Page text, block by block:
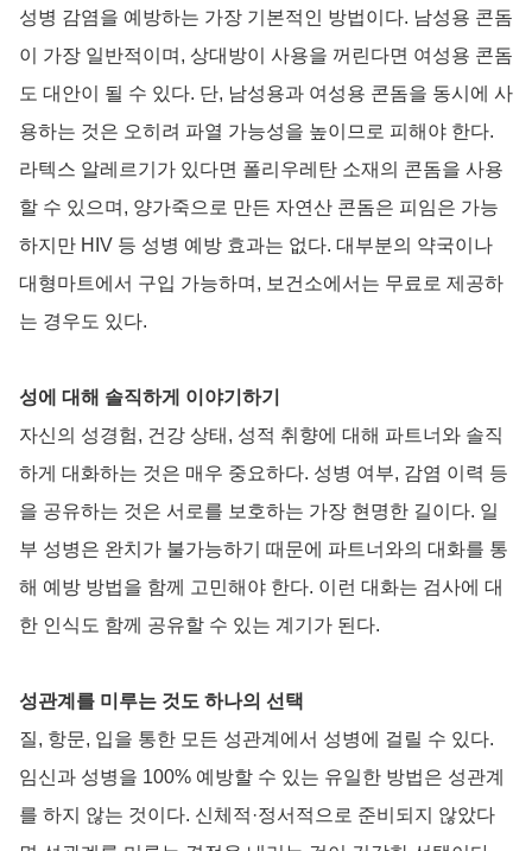
성병 감염을 예방하는 가장 기본적인 방법이다. 남성용 콘돔
이 가장 일반적이며, 상대방이 사용을 꺼린다면 여성용 콘돔
도 대안이 될 수 있다. 단, 남성용과 여성용 콘돔을 동시에 사
용하는 것은 오히려 파열 가능성을 높이므로 피해야 한다.
라텍스 알레르기가 있다면 폴리우레탄 소재의 콘돔을 사용
할 수 있으며, 양가죽으로 만든 자연산 콘돔은 피임은 가능
하지만 HIV 등 성병 예방 효과는 없다. 대부분의 약국이나
대형마트에서 구입 가능하며, 보건소에서는 무료로 제공하
는 경우도 있다.
성에 대해 솔직하게 이야기하기
자신의 성경험, 건강 상태, 성적 취향에 대해 파트너와 솔직
하게 대화하는 것은 매우 중요하다. 성병 여부, 감염 이력 등
을 공유하는 것은 서로를 보호하는 가장 현명한 길이다. 일
부 성병은 완치가 불가능하기 때문에 파트너와의 대화를 통
해 예방 방법을 함께 고민해야 한다. 이런 대화는 검사에 대
한 인식도 함께 공유할 수 있는 계기가 된다.
성관계를 미루는 것도 하나의 선택
질, 항문, 입을 통한 모든 성관계에서 성병에 걸릴 수 있다.
임신과 성병을 100% 예방할 수 있는 유일한 방법은 성관계
를 하지 않는 것이다. 신체적·정서적으로 준비되지 않았다